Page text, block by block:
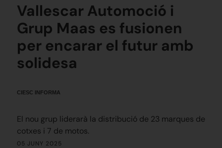
Vallescar Automoció i
Grup Maas es fusionen
per encarar el futur amb
solidesa
CIESC INFORMA
El nou grup liderarà la distribució de 23 marques de
cotxes i 7 de motos.
05 JUNY 2025